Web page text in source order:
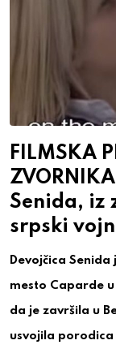
FILMSKA
Senida, iz
srpski
Devojčica
mesto Caparde
da je završila u
usvojila porodica